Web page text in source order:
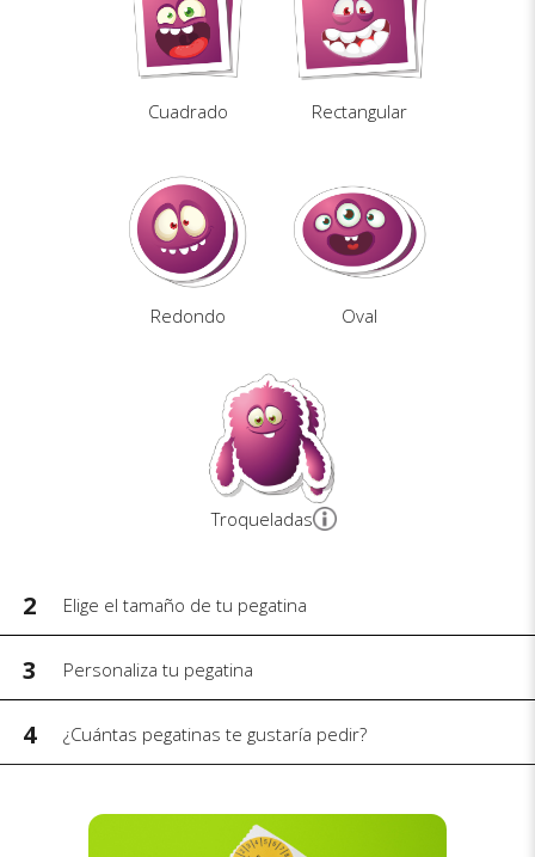
Cuadrado Rectangular
Redondo Oval
Troqueladas
2 Elige el tamaño de tu pegatina
3 Personaliza tu pegatina
4 ¿Cuántas pegatinas te gustaría pedir?